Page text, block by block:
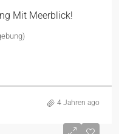
Mit Meerblick!
4 Jahren ago